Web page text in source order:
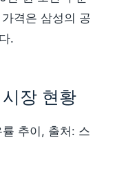
격은 삼성의 공
.
장 현황
추이, 출처: 스